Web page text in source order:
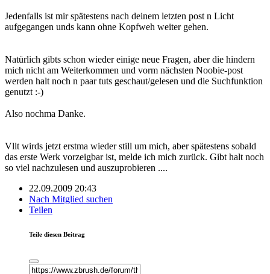
Jedenfalls ist mir spätestens nach deinem letzten post n Licht
aufgegangen unds kann ohne Kopfweh weiter gehen.
Natürlich gibts schon wieder einige neue Fragen, aber die hindern
mich nicht am Weiterkommen und vorm nächsten Noobie-post
werden halt noch n paar tuts geschaut/gelesen und die Suchfunktion
genutzt :-)
Also nochma Danke.
Vllt wirds jetzt erstma wieder still um mich, aber spätestens sobald
das erste Werk vorzeigbar ist, melde ich mich zurück. Gibt halt noch
so viel nachzulesen und auszuprobieren ....
22.09.2009 20:43
Nach Mitglied suchen
Teilen
Teile diesen Beitrag